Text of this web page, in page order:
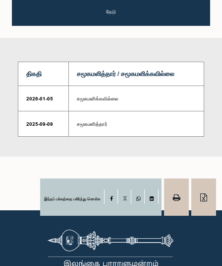
தேடு
திகதி சமூகமளித்தார் / சமூகமளிக்கவில்லை
2026-01-05 சமூகமளிக்கவில்லை
2025-09-09 சமூகமளித்தார்
இந்தப் பக்கத்தை பகிர்ந்து கொள்க Facebook